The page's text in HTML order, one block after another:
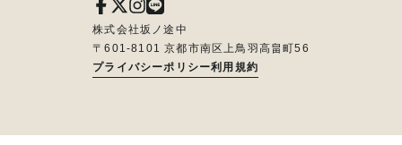
株式会社坂ノ途中
〒601-8101 京都市南区上鳥羽高畠町56
プライバシーポリシー利用規約